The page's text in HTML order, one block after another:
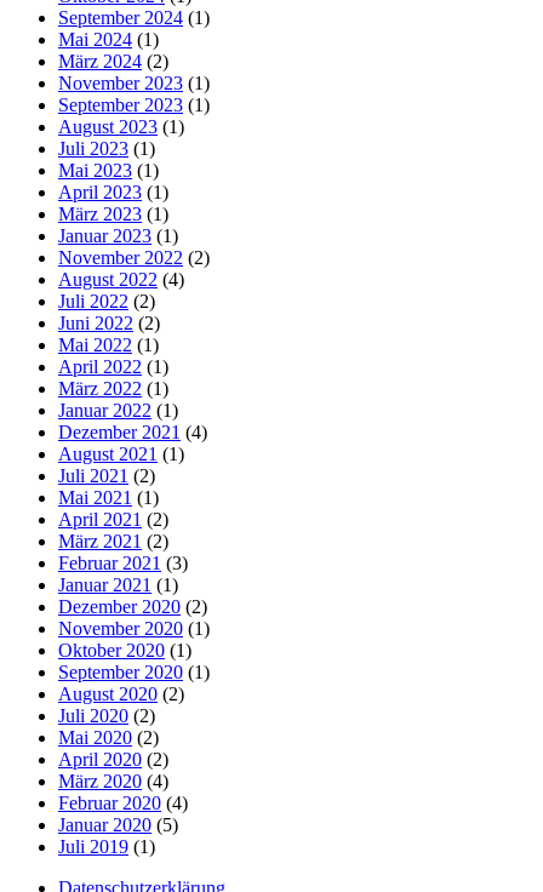
September 2024 (1)
Mai 2024 (1)
März 2024 (2)
November 2023 (1)
September 2023 (1)
August 2023 (1)
Juli 2023 (1)
Mai 2023 (1)
April 2023 (1)
März 2023 (1)
Januar 2023 (1)
November 2022 (2)
August 2022 (4)
Juli 2022 (2)
Juni 2022 (2)
Mai 2022 (1)
April 2022 (1)
März 2022 (1)
Januar 2022 (1)
Dezember 2021 (4)
August 2021 (1)
Juli 2021 (2)
Mai 2021 (1)
April 2021 (2)
März 2021 (2)
Februar 2021 (3)
Januar 2021 (1)
Dezember 2020 (2)
November 2020 (1)
Oktober 2020 (1)
September 2020 (1)
August 2020 (2)
Juli 2020 (2)
Mai 2020 (2)
April 2020 (2)
März 2020 (4)
Februar 2020 (4)
Januar 2020 (5)
Juli 2019 (1)